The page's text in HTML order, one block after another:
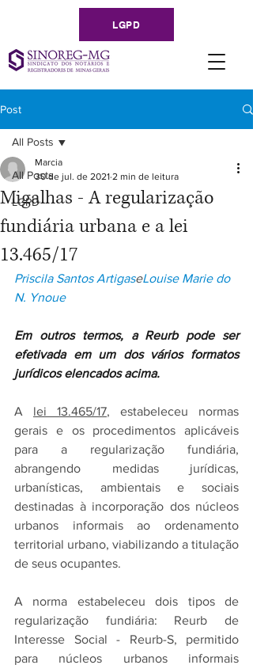
LGPD
Post
All Posts
LGPD
All Posts
Migalhas - A regularização
fundiária urbana e a lei
13.465/17
Marcia
30 de jul. de 2021 2 min de leitura
Priscila Santos ArtigaseLouise Marie do
N. Ynoue
Em outros termos, a Reurb pode ser
efetivada em um dos vários formatos
jurídicos elencados acima.
A lei 13.465/17, estabeleceu normas
gerais e os procedimentos aplicáveis
para a regularização fundiária,
abrangendo medidas jurídicas,
urbanísticas, ambientais e sociais
destinadas à incorporação dos núcleos
urbanos informais ao ordenamento
territorial urbano, viabilizando a titulação
de seus ocupantes.
A norma estabeleceu dois tipos de
regularização fundiária: Reurb de
Interesse Social - Reurb-S, permitido
para núcleos urbanos informais